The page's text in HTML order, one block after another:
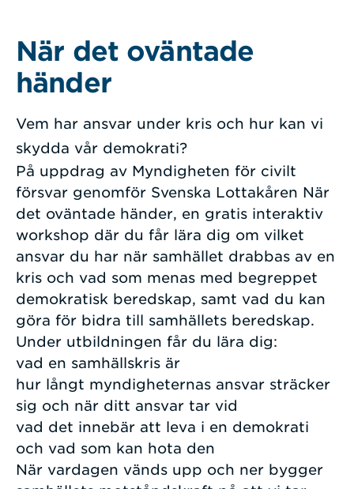
När det oväntade
händer
Vem har ansvar under kris och hur kan vi
skydda vår demokrati?
På uppdrag av Myndigheten för civilt
försvar genomför Svenska Lottakåren När
det oväntade händer, en gratis interaktiv
workshop där du får lära dig om vilket
ansvar du har när samhället drabbas av en
kris och vad som menas med begreppet
demokratisk beredskap, samt vad du kan
göra för bidra till samhällets beredskap.
Under utbildningen får du lära dig:
vad en samhällskris är
hur långt myndigheternas ansvar sträcker
sig och när ditt ansvar tar vid
vad det innebär att leva i en demokrati
och vad som kan hota den
När vardagen vänds upp och ner bygger